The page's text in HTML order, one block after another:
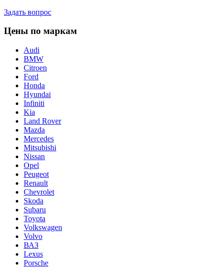
Задать вопрос
Цены по маркам
Audi
BMW
Citroen
Ford
Honda
Hyundai
Infiniti
Kia
Land Rover
Mazda
Mercedes
Mitsubishi
Nissan
Opel
Peugeot
Renault
Chevrolet
Skoda
Subaru
Toyota
Volkswagen
Volvo
ВАЗ
Lexus
Porsche